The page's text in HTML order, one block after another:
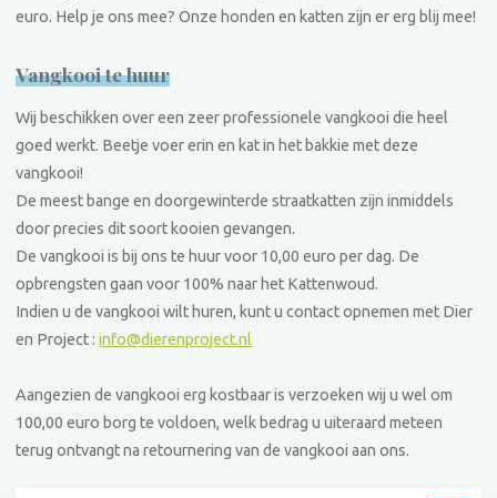
euro. Help je ons mee? Onze honden en katten zijn er erg blij mee!
Vangkooi te huur
Wij beschikken over een zeer professionele vangkooi die heel
goed werkt. Beetje voer erin en kat in het bakkie met deze
vangkooi!
De meest bange en doorgewinterde straatkatten zijn inmiddels
door precies dit soort kooien gevangen.
De vangkooi is bij ons te huur voor 10,00 euro per dag. De
opbrengsten gaan voor 100% naar het Kattenwoud.
Indien u de vangkooi wilt huren, kunt u contact opnemen met Dier
en Project :info@dierenproject.nl
Aangezien de vangkooi erg kostbaar is verzoeken wij u wel om
100,00 euro borg te voldoen, welk bedrag u uiteraard meteen
terug ontvangt na retournering van de vangkooi aan ons.